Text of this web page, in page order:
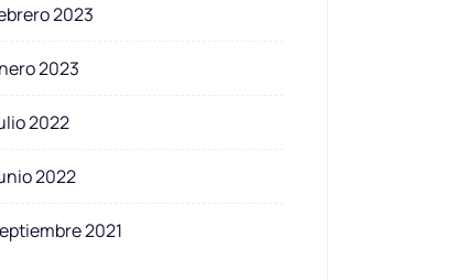
2023
2023
2022
2022
2021